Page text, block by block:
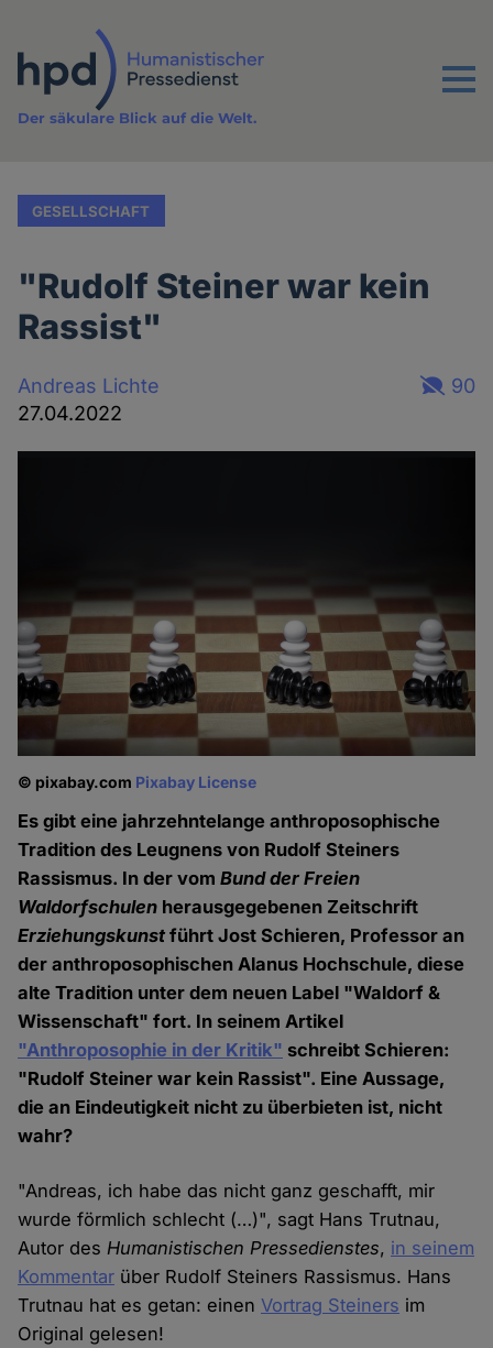
Inhalt
Menu
Der säkulare Blick auf die Welt.
GESELLSCHAFT
"Rudolf Steiner war kein
Rassist"
Andreas Lichte
27.04.2022
90
© pixabay.com Pixabay License
Es gibt eine jahrzehntelange anthroposophische
Tradition des Leugnens von Rudolf Steiners
Rassismus. In der vomBund der Freien
Waldorfschulen herausgegebenen Zeitschrift
Erziehungskunst führt Jost Schieren, Professor an
der anthroposophischen Alanus Hochschule, diese
alte Tradition unter dem neuen Label "Waldorf &
Wissenschaft" fort. In seinem Artikel
"Anthroposophie in der Kritik" schreibt Schieren:
"Rudolf Steiner war kein Rassist". Eine Aussage,
die an Eindeutigkeit nicht zu überbieten ist, nicht
wahr?
"Andreas, ich habe das nicht ganz geschafft, mir
wurde förmlich schlecht (…)", sagt Hans Trutnau,
Autor desHumanistischen Pressedienstes, in seinem
Kommentar über Rudolf Steiners Rassismus. Hans
Trutnau hat es getan: einenVortrag Steiners im
Original gelesen!